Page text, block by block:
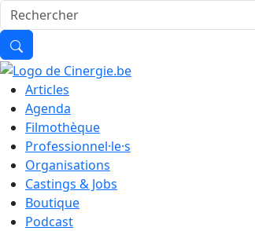
Articles
Agenda
Filmothèque
Professionnel·le·s
Organisations
Castings & Jobs
Boutique
Podcast